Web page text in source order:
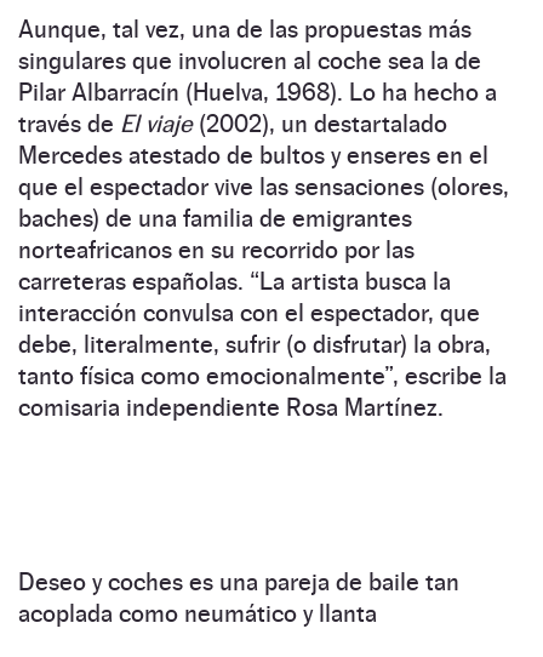
Aunque, tal vez, una de las propuestas más
singulares que involucren al coche sea la de
Pilar Albarracín (Huelva, 1968). Lo ha hecho a
través de El viaje(2002), un destartalado
Mercedes atestado de bultos y enseres en el
que el espectador vive las sensaciones (olores,
baches) de una familia de emigrantes
norteafricanos en su recorrido por las
carreteras españolas. “La artista busca la
interacción convulsa con el espectador, que
debe, literalmente, sufrir (o disfrutar) la obra,
tanto física como emocionalmente”, escribe la
comisaria independiente Rosa Martínez.
Deseo y coches es una pareja de baile tan
acoplada como neumático y llanta